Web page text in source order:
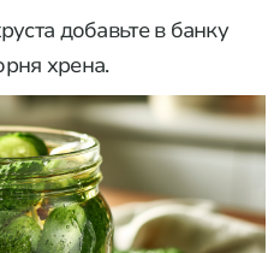
добавьте в банку
хрена.